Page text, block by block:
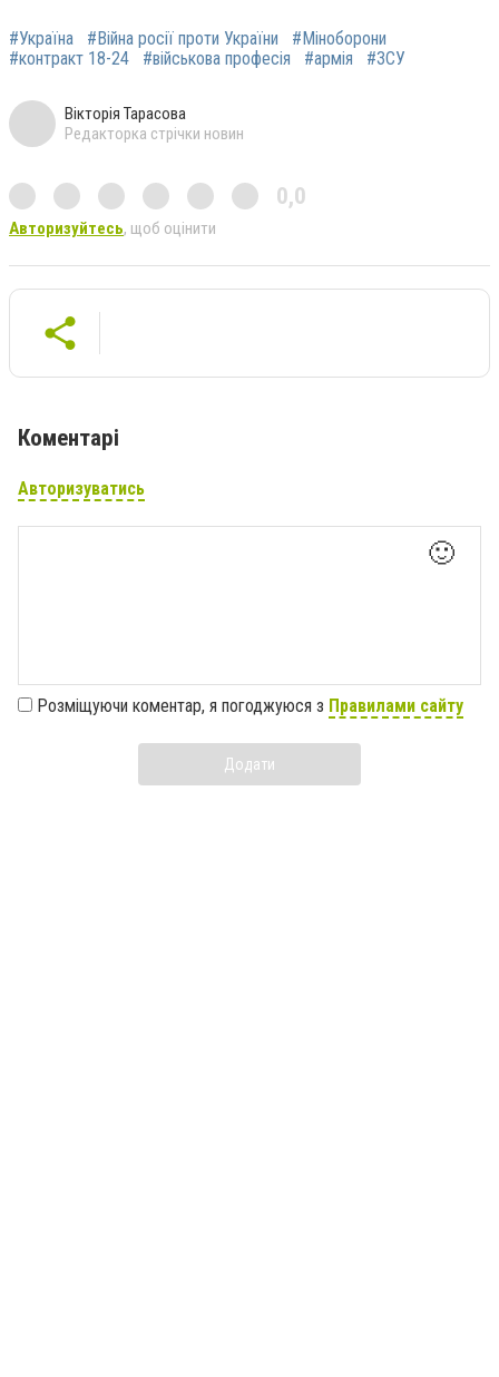
#Україна #Війна росії проти України
#Міноборони
#контракт 18-24
#військова професія #армія #ЗСУ
Вікторія Тарасова
Редакторка стрічки новин
0,0
Авторизуйтесь, щоб оцінити
Коментарі
Авторизуватись
🙂
Розміщуючи коментар, я погоджуюся з Правилами сайту
Додати